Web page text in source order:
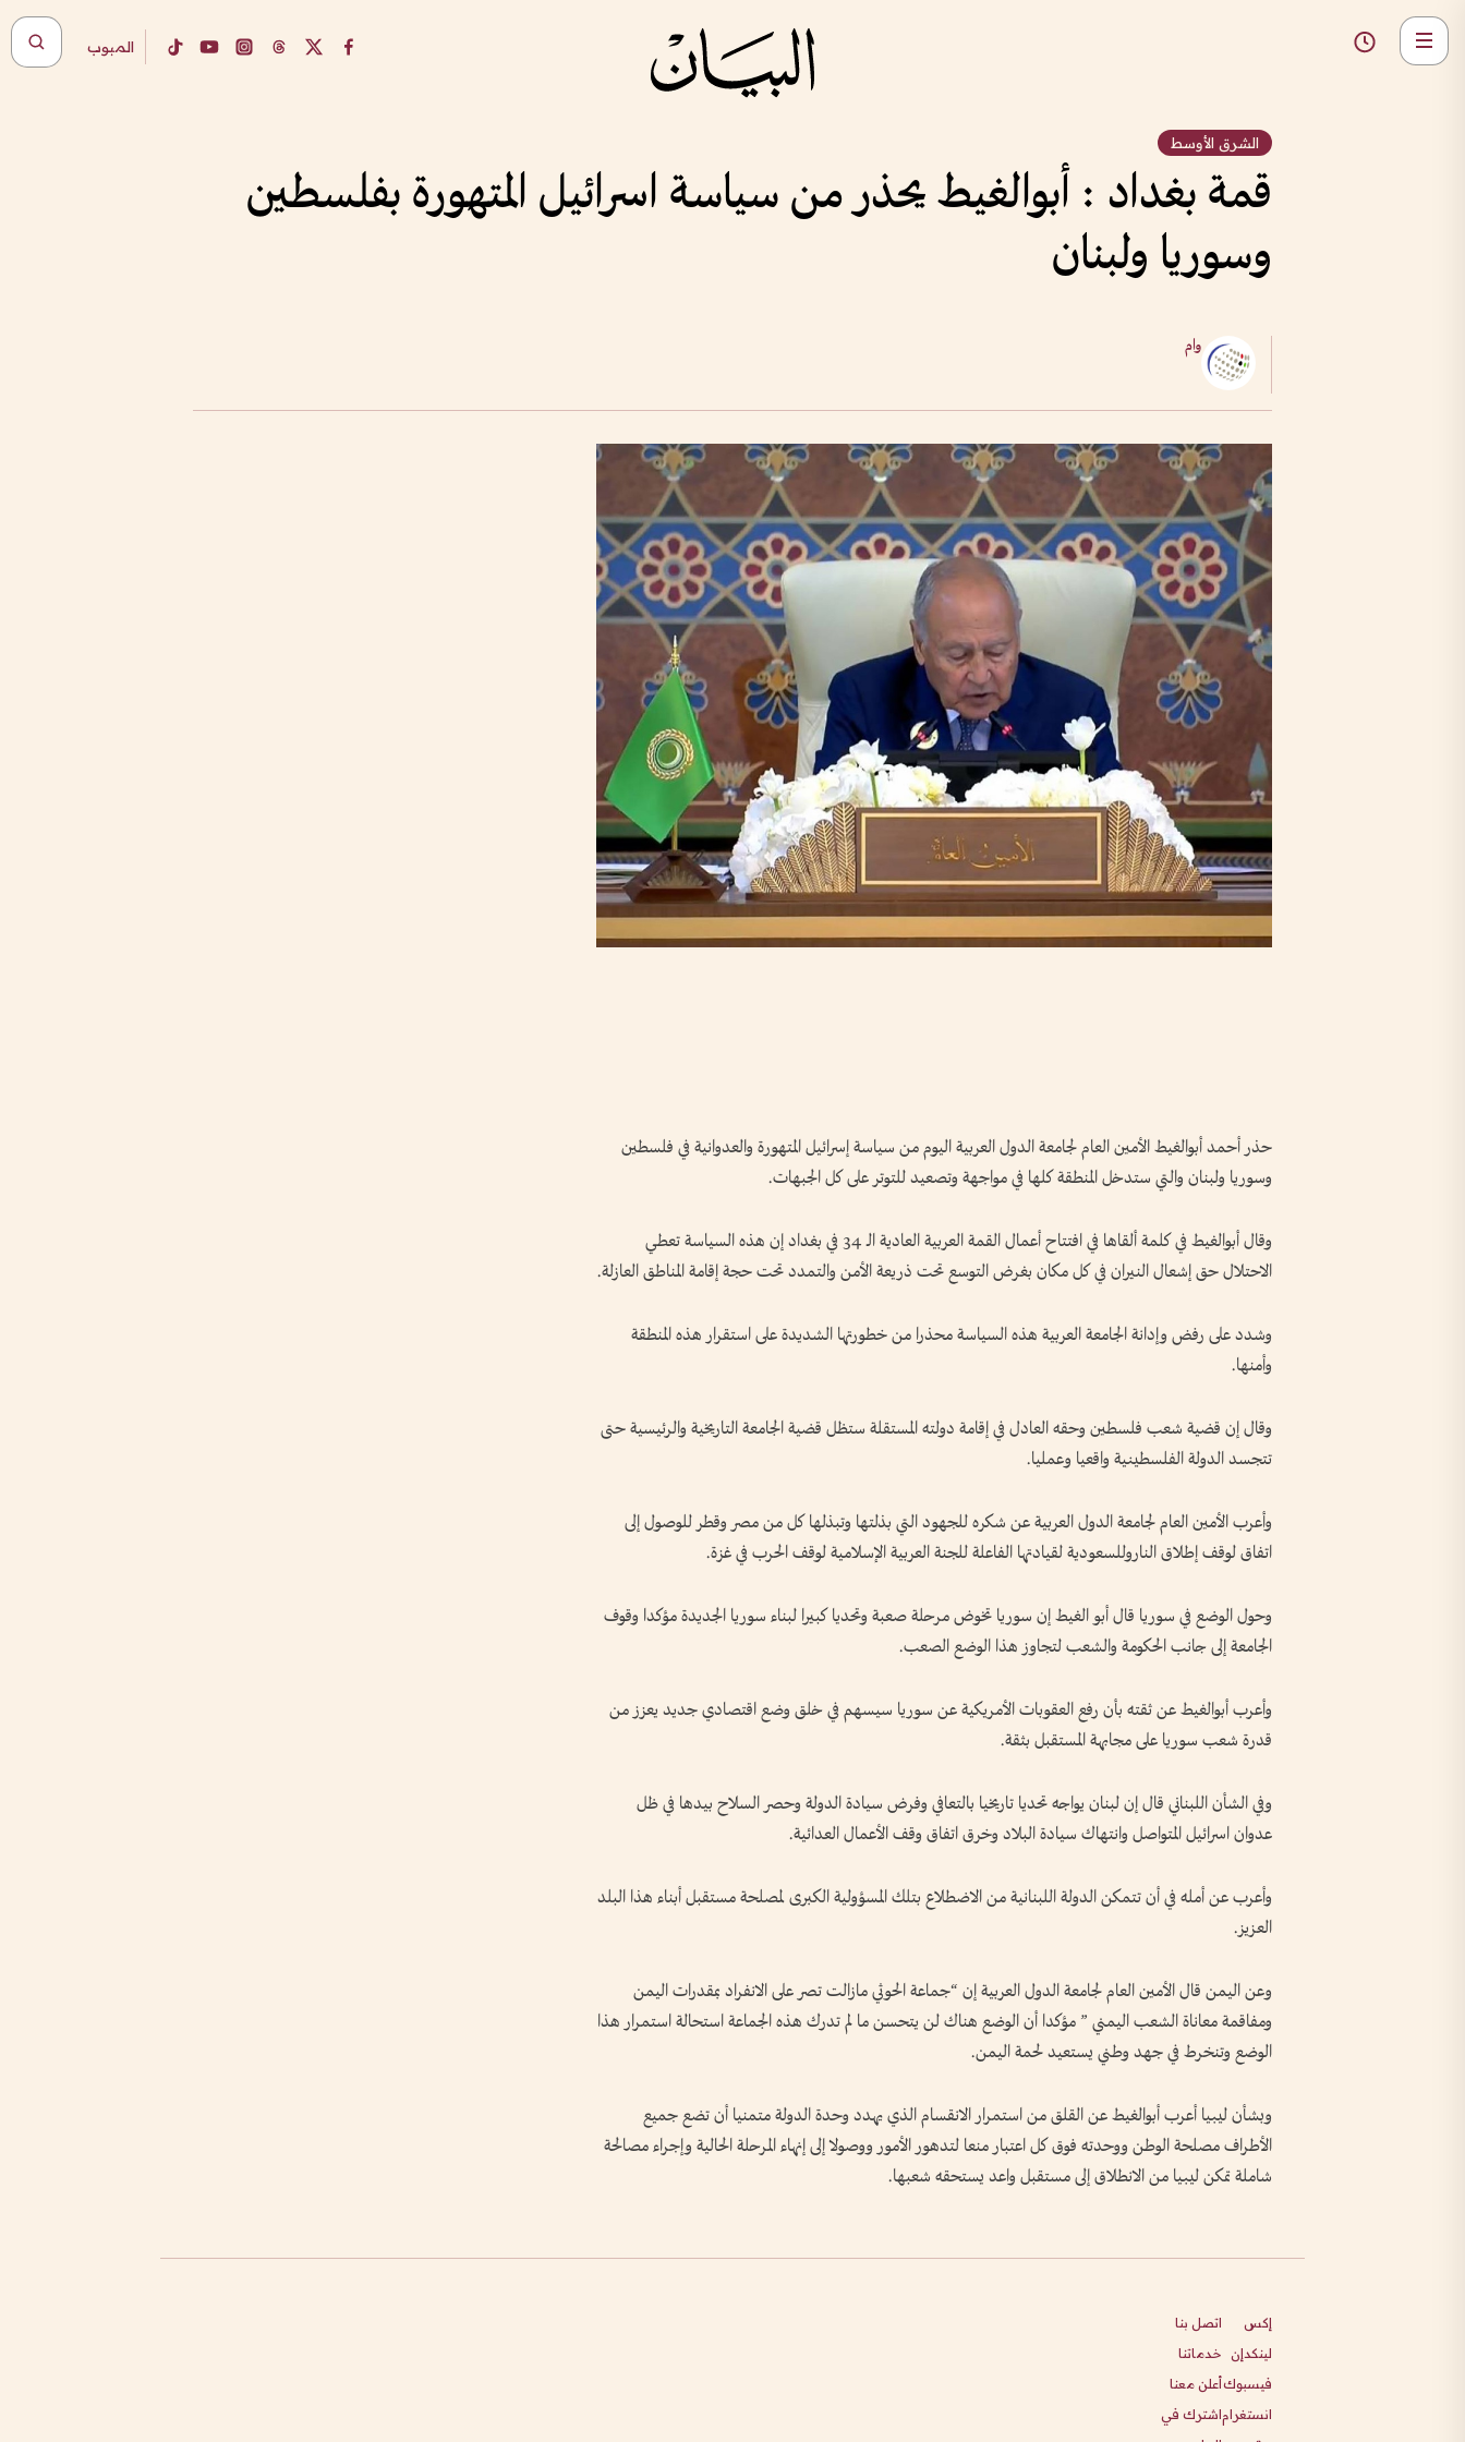
المبوب
الشرق الأوسط
قمة بغداد : أبوالغيط يحذر من سياسة اسرائيل المتهورة بفلسطين
وسوريا ولبنان
وام
حذر أحمد أبوالغيط الأمين العام لجامعة الدول العربية اليوم من سياسة إسرائيل المتهورة والعدوانية في فلسطين
وسوريا ولبنان والتي ستدخل المنطقة كلها في مواجهة وتصعيد للتوتر على كل الجبهات.
وقال أبوالغيط في كلمة ألقاها في افتتاح أعمال القمة العربية العادية الـ 34 في بغداد إن هذه السياسة تعطي
الاحتلال حق إشعال النيران في كل مكان بغرض التوسع تحت ذريعة الأمن والتمدد تحت حجة إقامة المناطق العازلة.
وشدد على رفض وإدانة الجامعة العربية هذه السياسة محذرا من خطورتها الشديدة على استقرار هذه المنطقة
وأمنها.
وقال إن قضية شعب فلسطين وحقه العادل في إقامة دولته المستقلة ستظل قضية الجامعة التاريخية والرئيسية حتى
تتجسد الدولة الفلسطينية واقعيا وعمليا.
وأعرب الأمين العام لجامعة الدول العربية عن شكره للجهود التي بذلتها وتبذلها كل من مصر وقطر للوصول إلى
اتفاق لوقف إطلاق الناروللسعودية لقيادتها الفاعلة للجنة العربية الإسلامية لوقف الحرب في غزة.
وحول الوضع في سوريا قال أبو الغيط إن سوريا تخوض مرحلة صعبة وتحديا كبيرا لبناء سوريا الجديدة مؤكدا وقوف
الجامعة إلى جانب الحكومة والشعب لتجاوز هذا الوضع الصعب.
وأعرب أبوالغيط عن ثقته بأن رفع العقوبات الأمريكية عن سوريا سيسهم في خلق وضع اقتصادي جديد يعزز من
قدرة شعب سوريا على مجابهة المستقبل بثقة.
وفي الشأن اللبناني قال إن لبنان يواجه تحديا تاريخيا بالتعافي وفرض سيادة الدولة وحصر السلاح بيدها في ظل
عدوان اسرائيل المتواصل وانتهاك سيادة البلاد وخرق اتفاق وقف الأعمال العدائية.
وأعرب عن أمله في أن تتمكن الدولة اللبنانية من الاضطلاع بتلك المسؤولية الكبرى لمصلحة مستقبل أبناء هذا البلد
العزيز.
وعن اليمن قال الأمين العام لجامعة الدول العربية إن “جماعة الحوثي مازالت تصر على الانفراد بمقدرات اليمن
ومفاقمة معاناة الشعب اليمني ” مؤكدا أن الوضع هناك لن يتحسن ما لم تدرك هذه الجماعة استحالة استمرار هذا
الوضع وتنخرط في جهد وطني يستعيد لحمة اليمن.
وبشأن ليبيا أعرب أبوالغيط عن القلق من استمرار الانقسام الذي يهدد وحدة الدولة متمنيا أن تضع جميع
الأطراف مصلحة الوطن ووحدته فوق كل اعتبار منعا لتدهور الأمور ووصولا إلى إنهاء المرحلة الحالية وإجراء مصالحة
شاملة تمكن ليبيا من الانطلاق إلى مستقبل واعد يستحقه شعبها.
إكس
لينكدإن
فيسبوك
انستغرام
اتصل بنا
خدماتنا
أعلن معنا
اشترك في